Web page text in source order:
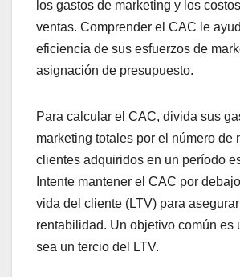
los gastos de marketing y los
ventas. Comprender el CAC le
eficiencia de sus esfuerzos de
asignación de presupuesto.
Para calcular el CAC, divida sus
marketing totales por el número de
clientes adquiridos en un período
Intente mantener el CAC por
vida del cliente (LTV) para
rentabilidad. Un objetivo común es
sea un tercio del LTV.